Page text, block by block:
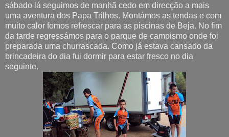
sábado lá seguimos de manhã cedo em direcção a mais
uma aventura dos Papa Trilhos. Montámos as tendas e com
muito calor fomos refrescar para as piscinas de Beja. No fim
da tarde regressámos para o parque de campismo onde foi
preparada uma churrascada. Como já estava cansado da
brincadeira do dia fui dormir para estar fresco no dia
seguinte.